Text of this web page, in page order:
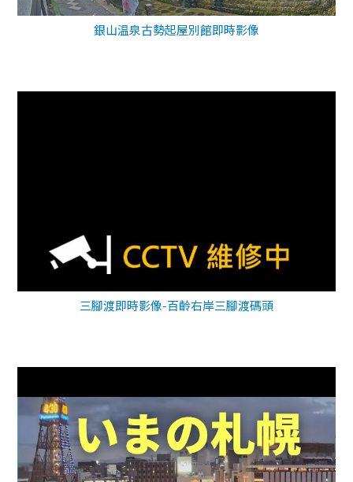
銀山温泉古勢起屋別館即時影像
三腳渡即時影像-百齡右岸三腳渡碼頭